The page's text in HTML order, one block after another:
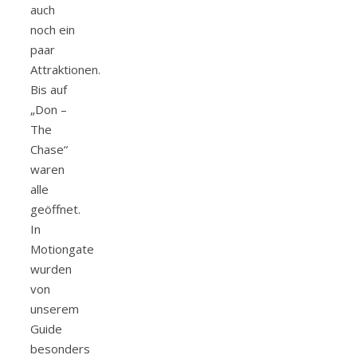
auch
noch ein
paar
Attraktionen.
Bis auf
„Don –
The
Chase“
waren
alle
geöffnet.
In
Motiongate
wurden
von
unserem
Guide
besonders